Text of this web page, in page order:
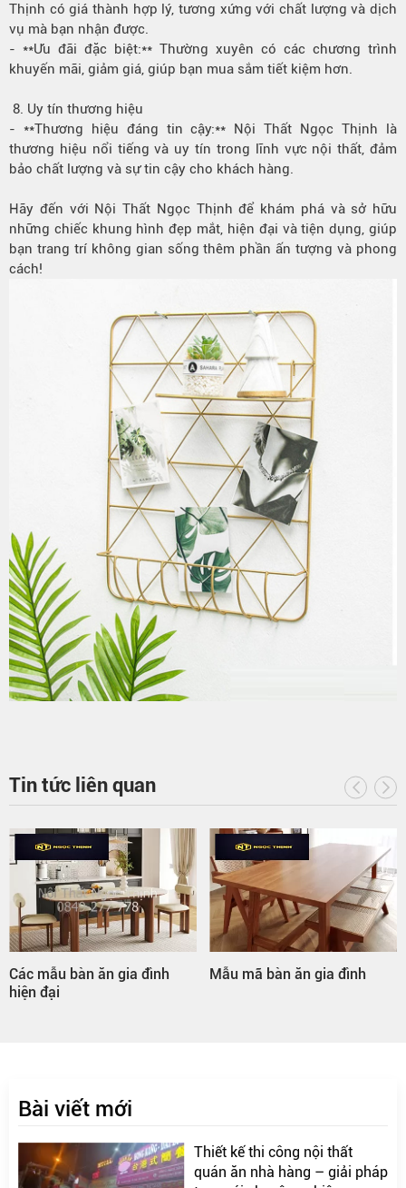
Thịnh có giá thành hợp lý, tương xứng với chất lượng và dịch
vụ mà bạn nhận được.
- **Ưu đãi đặc biệt:** Thường xuyên có các chương trình
khuyến mãi, giảm giá, giúp bạn mua sắm tiết kiệm hơn.
8. Uy tín thương hiệu
- **Thương hiệu đáng tin cậy:** Nội Thất Ngọc Thịnh là
thương hiệu nổi tiếng và uy tín trong lĩnh vực nội thất, đảm
bảo chất lượng và sự tin cậy cho khách hàng.
Hãy đến với Nội Thất Ngọc Thịnh để khám phá và sở hữu
những chiếc khung hình đẹp mắt, hiện đại và tiện dụng, giúp
bạn trang trí không gian sống thêm phần ấn tượng và phong
cách!
Tin tức liên quan
Các mẫu bàn ăn gia đình
hiện đại
Mẫu mã bàn ăn gia đình
Bài viết mới
Thiết kế thi công nội thất
quán ăn nhà hàng – giải pháp